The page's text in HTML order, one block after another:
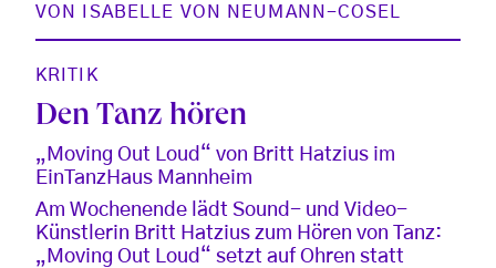
VON
ISABELLE VON NEUMANN-COSEL
KRITIK
Den Tanz hören
„Moving Out Loud“ von Britt Hatzius im
EinTanzHaus Mannheim
Am Wochenende lädt Sound- und Video-
Künstlerin Britt Hatzius zum Hören von Tanz:
„Moving Out Loud“ setzt auf Ohren statt